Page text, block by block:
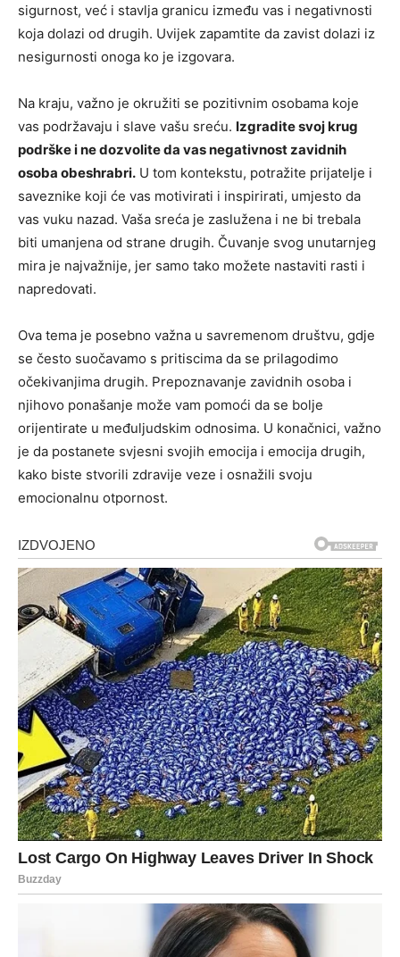
sigurnost, već i stavlja granicu između vas i negativnosti
koja dolazi od drugih. Uvijek zapamtite da zavist dolazi iz
nesigurnosti onoga ko je izgovara.
Na kraju, važno je okružiti se pozitivnim osobama koje
vas podržavaju i slave vašu sreću. Izgradite svoj krug
podrške i ne dozvolite da vas negativnost zavidnih
osoba obeshrabri. U tom kontekstu, potražite prijatelje i
saveznike koji će vas motivirati i inspirirati, umjesto da
vas vuku nazad. Vaša sreća je zaslužena i ne bi trebala
biti umanjena od strane drugih. Čuvanje svog unutarnjeg
mira je najvažnije, jer samo tako možete nastaviti rasti i
napredovati.
Ova tema je posebno važna u savremenom društvu, gdje
se često suočavamo s pritiscima da se prilagodimo
očekivanjima drugih. Prepoznavanje zavidnih osoba i
njihovo ponašanje može vam pomoći da se bolje
orijentirate u međuljudskim odnosima. U konačnici, važno
je da postanete svjesni svojih emocija i emocija drugih,
kako biste stvorili zdravije veze i osnažili svoju
emocionalnu otpornost.